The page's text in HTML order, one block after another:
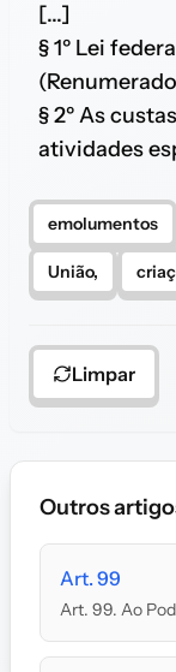
[...]
§ 1º Lei
§ 2º As
atividades
emolumentos
União,
Limpar
Outros
Art. 99
Art. 99. Ao